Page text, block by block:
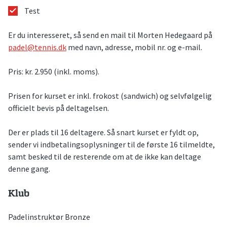
Test
Er du interesseret, så send en mail til Morten Hedegaard på
padel@tennis.dk med navn, adresse, mobil nr. og e-mail.
Pris: kr. 2.950 (inkl. moms).
Prisen for kurset er inkl. frokost (sandwich) og selvfølgelig
officielt bevis på deltagelsen.
Der er plads til 16 deltagere. Så snart kurset er fyldt op,
sender vi indbetalingsoplysninger til de første 16 tilmeldte,
samt besked til de resterende om at de ikke kan deltage
denne gang.
Klub
Padelinstruktør Bronze